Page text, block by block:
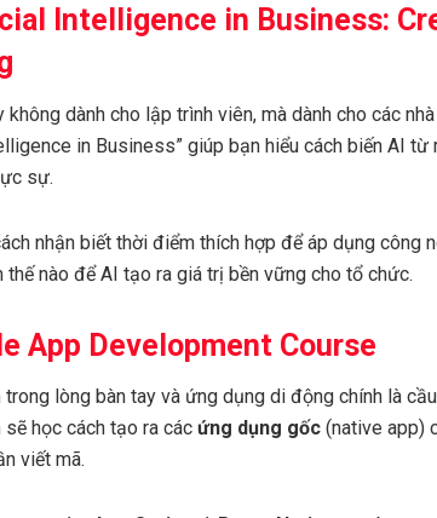
Intelligence in Business:
không dành cho lập trình viên, mà dành cho các
in Business” giúp bạn hiểu cách biến AI
sự.
nhận biết thời điểm thích hợp để áp dụng công
thế nào để AI tạo ra giá trị bền vững cho tổ chức.
App Development Course
trong lòng bàn tay và ứng dụng di động chính là
sẽ học cách tạo ra các ứng dụng gốc (native app)
viết mã.